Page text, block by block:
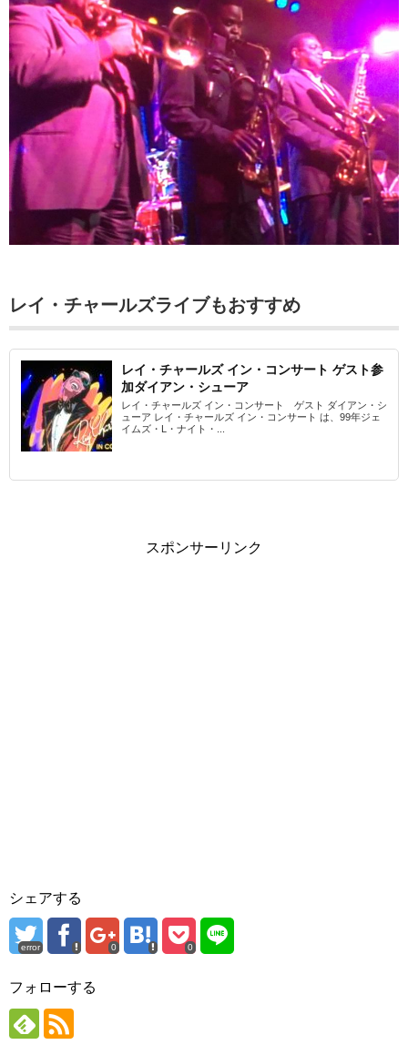
レイ・チャールズライブもおすすめ
レイ・チャールズ イン・コンサート ゲスト参
加ダイアン・シューア
レイ・チャールズ イン・コンサート ゲスト ダイアン・シ
ューア レイ・チャールズ イン・コンサート は、99年ジェ
イムズ・L・ナイト・...
スポンサーリンク
シェアする
error 0 0
フォローする